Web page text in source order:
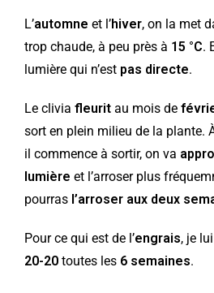
L’automne et l’hiver, on la met
trop chaude, à peu près à 15 °C.
lumière qui n’est pas directe.
Le clivia fleuritau mois de
sort en plein milieu de la plante.
il commence à sortir, on va
lumière et l’arroser plus
pourras l’arroser aux deux
Pour ce qui est de l’engrais, je
20-20toutes les 6 semaines.